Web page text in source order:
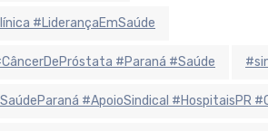
#LiderançaEmSaúde
#Paraná #Saúde
#ApoioSindical #HospitaisPR